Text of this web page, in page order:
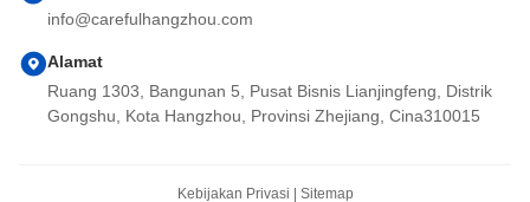
info@carefulhangzhou.com
Alamat
Ruang 1303, Bangunan 5, Pusat Bisnis Lianjingfeng, Distrik
Gongshu, Kota Hangzhou, Provinsi Zhejiang, Cina310015
Kebijakan Privasi | Sitemap